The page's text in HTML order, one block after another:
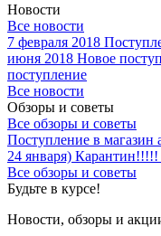
Новости
Все новости
7 февраля 2018
июня 2018 Новое
поступление
Все новости
Обзоры и советы
Все обзоры и советы
Поступление в магазин
24 января) Карантин!!!!!
Все обзоры и советы
Будьте в курсе!
Новости, обзоры и